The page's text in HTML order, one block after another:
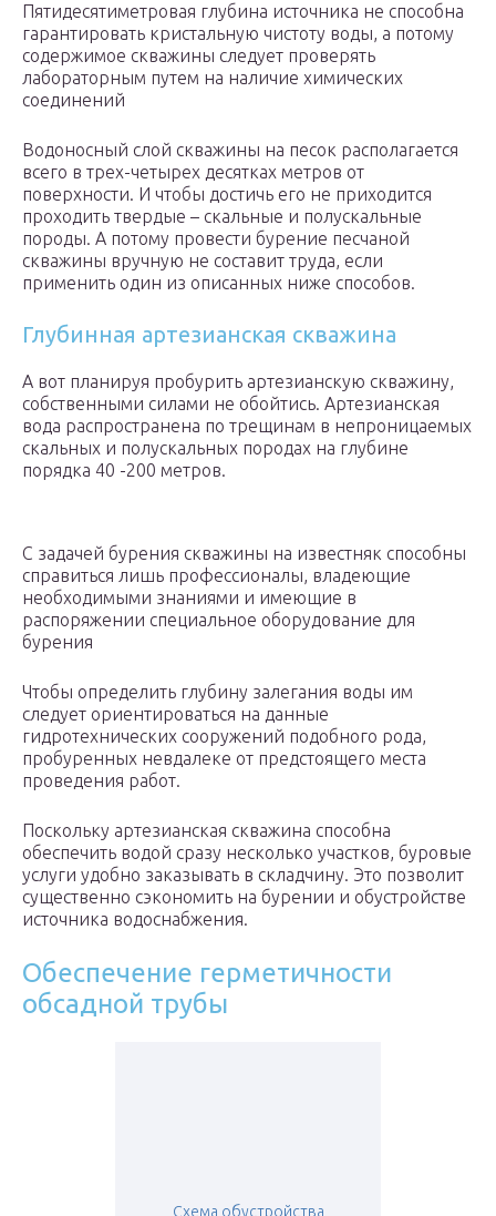
Пятидесятиметровая глубина источника не способна
гарантировать кристальную чистоту воды, а потому
содержимое скважины следует проверять
лабораторным путем на наличие химических
соединений
Водоносный слой скважины на песок располагается
всего в трех-четырех десятках метров от
поверхности. И чтобы достичь его не приходится
проходить твердые – скальные и полускальные
породы. А потому провести бурение песчаной
скважины вручную не составит труда, если
применить один из описанных ниже способов.
Глубинная артезианская скважина
А вот планируя пробурить артезианскую скважину,
собственными силами не обойтись. Артезианская
вода распространена по трещинам в непроницаемых
скальных и полускальных породах на глубине
порядка 40 -200 метров.
С задачей бурения скважины на известняк способны
справиться лишь профессионалы, владеющие
необходимыми знаниями и имеющие в
распоряжении специальное оборудование для
бурения
Чтобы определить глубину залегания воды им
следует ориентироваться на данные
гидротехнических сооружений подобного рода,
пробуренных невдалеке от предстоящего места
проведения работ.
Поскольку артезианская скважина способна
обеспечить водой сразу несколько участков, буровые
услуги удобно заказывать в складчину. Это позволит
существенно сэкономить на бурении и обустройстве
источника водоснабжения.
Обеспечение герметичности
обсадной трубы
Схема обустройства